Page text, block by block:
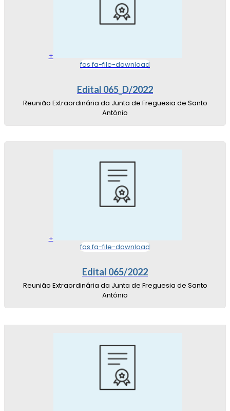
+
fas fa-file-download
Edital 065_D/2022
Reunião Extraordinária da Junta de Freguesia de Santo
António
+
fas fa-file-download
Edital 065/2022
Reunião Extraordinária da Junta de Freguesia de Santo
António